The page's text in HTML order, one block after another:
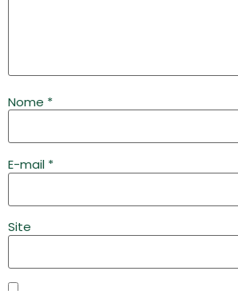
Nome *
E-mail *
Site